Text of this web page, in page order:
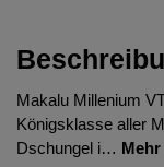
Makalu Millenium
Königsklasse aller
Dschungel i… Mehr